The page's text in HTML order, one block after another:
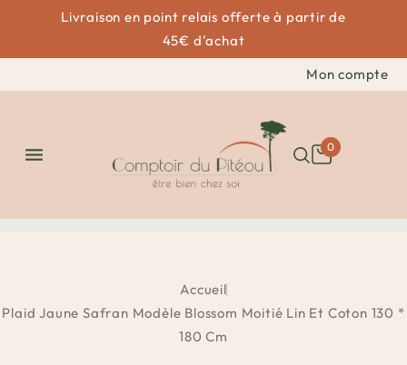
Livraison en point relais offerte à partir de
45€ d'achat
Mon compte
 0
Accueil
Plaid Jaune Safran Modèle Blossom Moitié Lin Et Coton 130 *
180 Cm